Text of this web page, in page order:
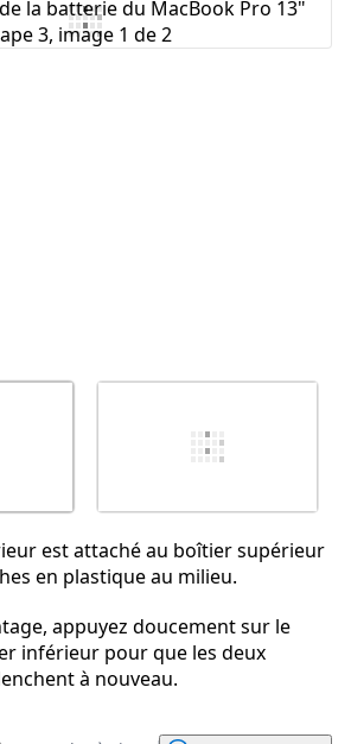
est attaché au boîtier supérieur
en plastique au milieu.
appuyez doucement sur le
inférieur pour que les deux
à nouveau.